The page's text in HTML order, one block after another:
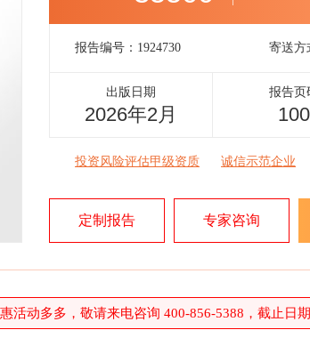
报告编号： 1924730 寄送方
出版日期
2026年2月
报告页
100
投资风险评估甲级资质 诚信示范企业
定制报告 专家咨询
活动多多，敬请来电咨询 400-856-5388，截止日